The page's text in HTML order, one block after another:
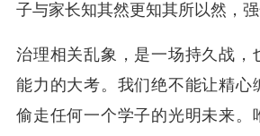
子与家长知其然更知其所以然，强
治理相关乱象，是一场持久战，
能力的大考。我们绝不能让精心
偷走任何一个学子的光明未来。